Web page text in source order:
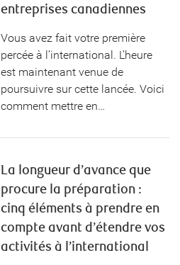
entreprises canadiennes
Vous avez fait votre première
percée à l’international. L’heure
est maintenant venue de
poursuivre sur cette lancée. Voici
comment mettre en…
La longueur d’avance que
procure la préparation :
cinq éléments à prendre en
compte avant d’étendre vos
activités à l’international